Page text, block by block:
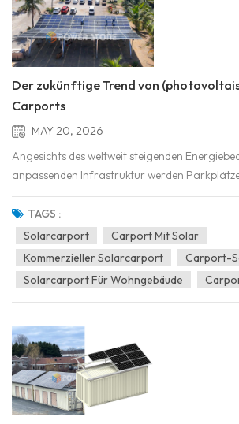
Der zukünftige Trend von
Carports
MAY 20, 2026
Angesichts des weltweit steigenden
anpassenden Infrastruktur werden
Faktoren der Energiewende. Diese oft
wandeln sich von passiven Bereichen zu
die Stromerzeugung und -verteilung.
TAGS :
Solarcarport
Carport Mit Solar
Kommerzieller Solarcarport
Carport-
Solarcarport Für Wohngebäude